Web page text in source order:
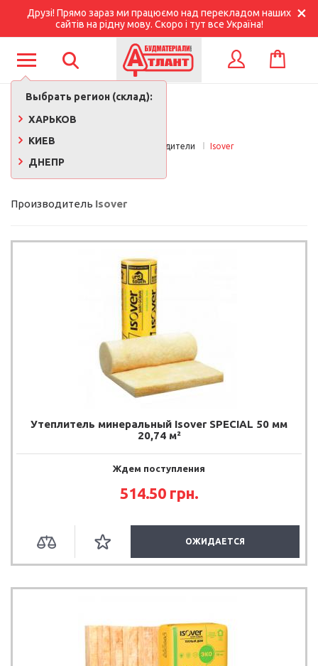
Друзі! Прямо зараз ми працюємо над перекладом наших
сайтів на рідну мову. Скоро і тут все Україна!
Выбрать регион (склад):
ХАРЬКОВ
КИЕВ
ДНЕПР
КОРЗИНА
Производители Isover
ISOVER
Производитель Isover
Утеплитель минеральный Isover SPECIAL 50 мм
20,74 м²
Ждем поступления
514.50 грн.
ОЖИДАЕТСЯ